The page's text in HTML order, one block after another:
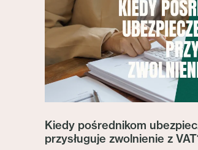
Kiedy pośrednikom
przysługuje zwolnienie z